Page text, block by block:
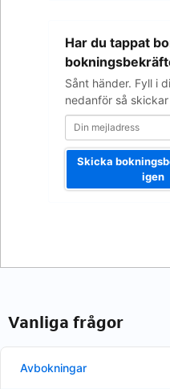
Har du tappat
Sånt händer. Fyll i
nedanför så
mejladress
Skicka
igen
Vanliga frågor
Avbokningar